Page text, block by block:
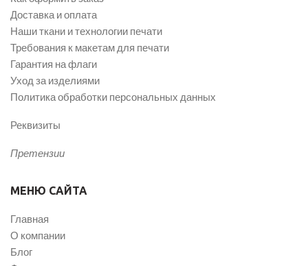
Доставка и оплата
Наши ткани и технологии печати
Требования к макетам для печати
Гарантия на флаги
Уход за изделиями
Политика обработки персональных данных
Реквизиты
Претензии
МЕНЮ САЙТА
Главная
О компании
Блог